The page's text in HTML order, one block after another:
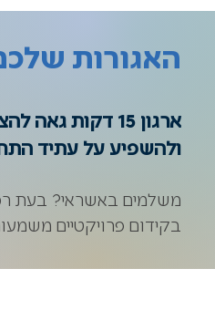
האגורות
ארגון 15
ולהשפיע על עתיד
משלמים באשראי? בעת
בקידום פרויקטיים